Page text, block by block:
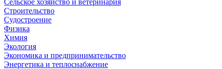
Сельское хозяйство и ветеринария
Строительство
Судостроение
Физика
Химия
Экология
Экономика и предпринимательство
Энергетика и теплоснабжение